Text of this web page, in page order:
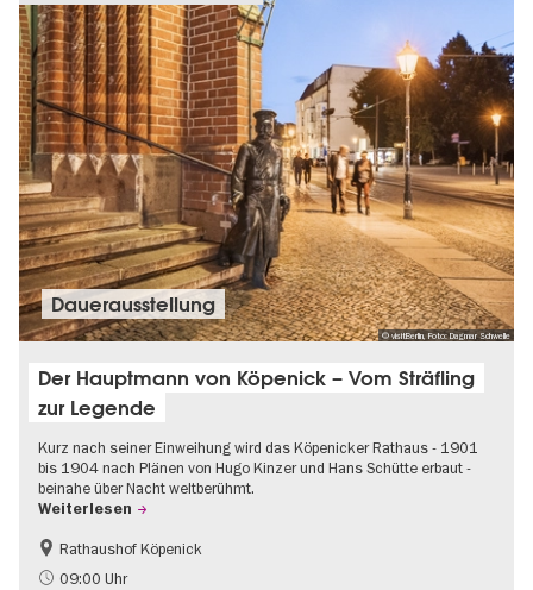
© visitBerlin, Foto: Dagmar Schwelle
Dauer­aus­stel­lung
Der Hauptmann von Köpenick – Vom Sträfling
zur Legende
Kurz nach seiner Einweihung wird das Köpenicker Rathaus - 1901
bis 1904 nach Plänen von Hugo Kinzer und Hans Schütte erbaut -
beinahe über Nacht weltberühmt.
Weiterlesen
Geschichte
Going local Berlin
Rathaushof Köpenick
09:00 Uhr